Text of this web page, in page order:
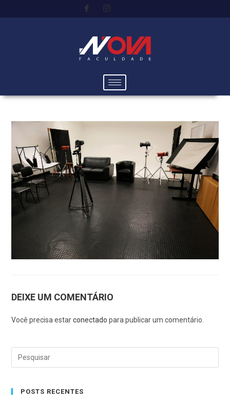
DEIXE UM COMENTÁRIO
Você precisa estarconectado para publicar um comentário.
POSTS RECENTES